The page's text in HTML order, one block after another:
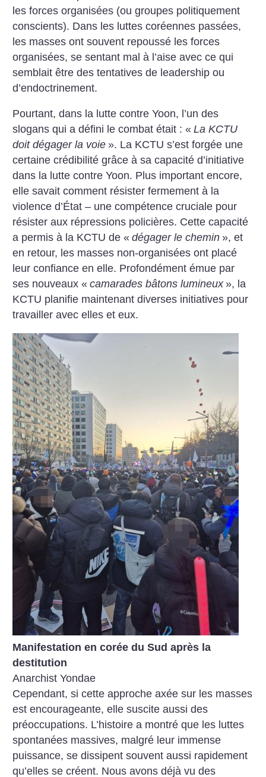
les forces organisées (ou groupes politiquement
conscients). Dans les luttes coréennes passées,
les masses ont souvent repoussé les forces
organisées, se sentant mal à l’aise avec ce qui
semblait être des tentatives de leadership ou
d’endoctrinement.
Pourtant, dans la lutte contre Yoon, l’un des
slogans qui a défini le combat était : « La KCTU
doit dégager la voie ». La KCTU s’est forgée une
certaine crédibilité grâce à sa capacité d’initiative
dans la lutte contre Yoon. Plus important encore,
elle savait comment résister fermement à la
violence d’État – une compétence cruciale pour
résister aux répressions policières. Cette capacité
a ­permis à la KCTU de « dégager le chemin », et
en retour, les masses non-organisées ont placé
leur confiance en elle. Profondément émue par
ses nouveaux « camarades bâtons lumineux », la
KCTU planifie maintenant diverses initiatives pour
travailler avec elles et eux.
Manifestation en corée du Sud après la
destitution
Anarchist Yondae
Cependant, si cette approche axée sur les masses
est encourageante, elle suscite aussi des
préoccupations. L’histoire a montré que les luttes
spontanées massives, malgré leur immense
puissance, se dissipent souvent aussi rapidement
qu’elles se créent. Nous avons déjà vu des